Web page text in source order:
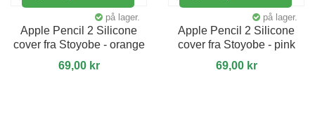
på lager.
Apple Pencil 2 Silicone
cover fra Stoyobe - orange
69,00 kr
på lager.
Apple Pencil 2 Silicone
cover fra Stoyobe - pink
69,00 kr